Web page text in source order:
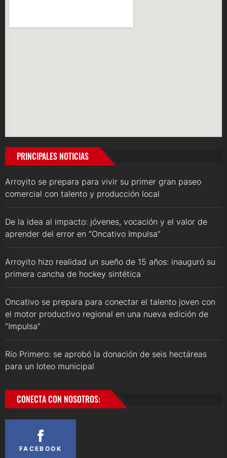
PRINCIPALES NOTICIAS
Arroyito se prepara para vivir su primer gran paseo
comercial con talento y producción local
De la idea al impacto: jóvenes, vocación y el valor de
aprender del error en “Oncativo Impulsa”
Arroyito hizo realidad un sueño de 15 años: inauguró su
primera cancha de hockey sintética
Oncativo se prepara para conectar el talento joven con
el motor productivo regional en una nueva edición de
“Impulsa”
Río Primero: se aprobó la donación de seis hectáreas
para un loteo municipal
CONECTA CON NOSOTROS:
FACEBOOK